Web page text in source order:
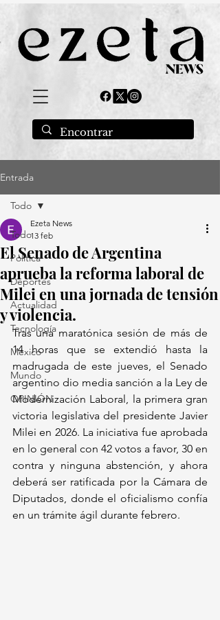
Entrada
Todo
Política
Deportes
Actualidad
Tecnología
México
Mundo
OPINIÓN
Todo
El Senado de Argentina
aprueba la reforma laboral de
Milei en una jornada de tensión
y violencia.
Ezeta News
13 feb
Tras una maratónica sesión de más de
14 horas que se extendió hasta la
madrugada de este jueves, el Senado
argentino dio media sanción a la Ley de
Modernización Laboral, la primera gran
victoria legislativa del presidente Javier
Milei en 2026. La iniciativa fue aprobada
en lo general con 42 votos a favor, 30 en
contra y ninguna abstención, y ahora
deberá ser ratificada por la Cámara de
Diputados, donde el oficialismo confía
en un trámite ágil durante febrero.